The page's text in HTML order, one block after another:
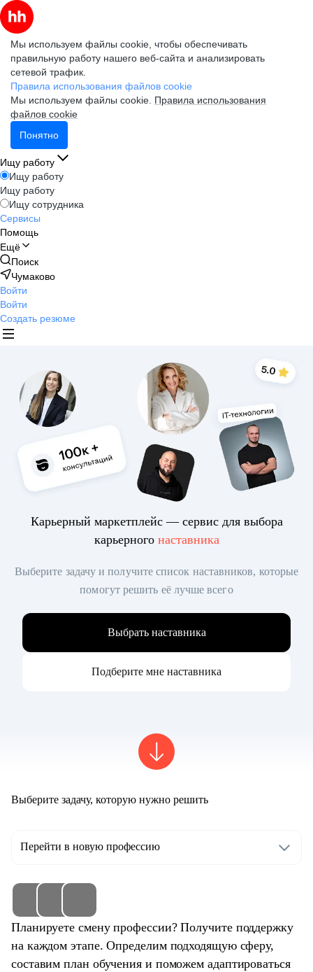
Мы используем файлы cookie, чтобы обеспечивать
правильную работу нашего веб-сайта и анализировать
сетевой трафик.
Правила использования файлов cookie
Мы используем файлы cookie. Правила использования
файлов cookie
Понятно
Ищу работу
Ищу работу
Ищу работу
Ищу сотрудника
Сервисы
Помощь
Ещё
Поиск
Чумаково
Войти
Войти
Создать резюме
Карьерный маркетплейс — сервис для выбора
карьерного наставника
Выберите задачу и получите список наставников, которые
помогут решить её лучше всего
Выбрать наставника
Подберите мне наставника
Выберите задачу, которую нужно решить
Перейти в новую профессию
Планируете смену профессии? Получите поддержку
на каждом этапе. Определим подходящую сферу,
составим план обучения и поможем адаптироваться